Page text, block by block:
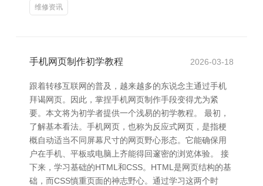
维修资讯
手机网页制作初学教程 2026-03-18
跟着转移互联网的普及，越来越多的东说念主通过手机
拜谒网页。因此，掌捏手机网页制作手段变得尤为紧
要。本文将为初学者提供一个浅易的初学教程。 最初，
了解基本看法。手机网页，也称为反应式网页，是指梗
概自动适当不同屏幕尺寸的网页野心形态。它能确保用
户在手机、平板或电脑上齐能得回邃密的浏览体验。 接
下来，学习基础的HTML和CSS。HTML是网页结构的基
础，而CSS慎重页面的神志野心。通过学习这两个时